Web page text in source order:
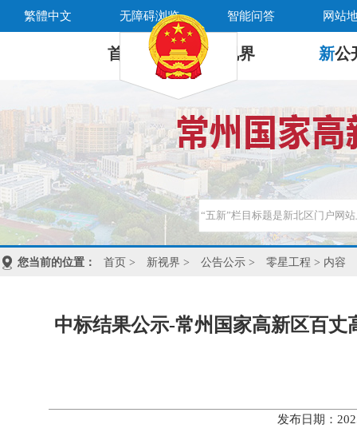
繁體中文 无障碍浏览 智能问答 网站
首 页 新 视界 新公
您当前的位置： 首页 > 新视界 > 公告公示 > 零星工程 > 内容
中标结果公示-常州国家高新区百
发布日期：